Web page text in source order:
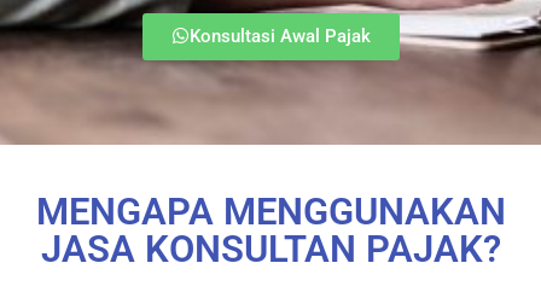
Konsultasi Awal Pajak
MENGAPA MENGGUNAKAN
JASA KONSULTAN PAJAK?